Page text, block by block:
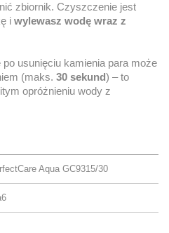
zbiornik. Czyszczenie jest
i wylewasz wodę wraz z
usunięciu kamienia para może
(maks. 30 sekund) – to
opróżnieniu wody z
Aqua GC9315/30